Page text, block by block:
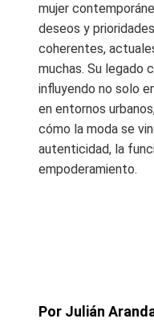
mujer
deseos y
coherentes,
muchas. Su legado
influyendo no solo
en entornos
cómo la moda se
autenticidad, la
empoderamiento.
Por Julián